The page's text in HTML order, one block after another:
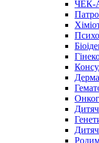
ЧЕК-